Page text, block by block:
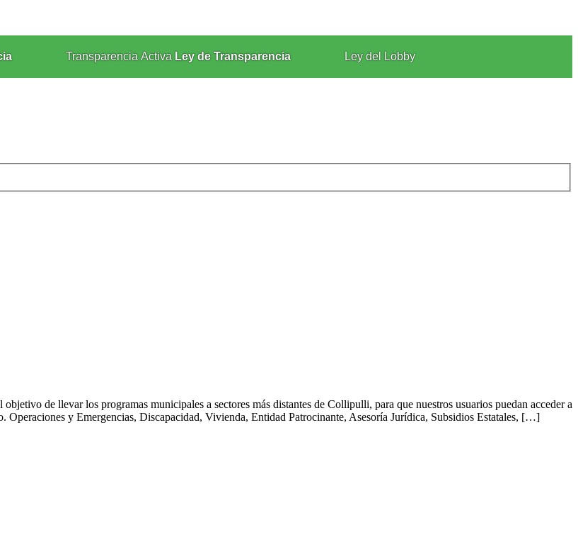
Transparencia Activa Ley de Transparencia Ley del Lobby
de llevar los programas municipales a sectores más distantes de Collipulli, para que nuestros usuarios puedan acceder a
Operaciones y Emergencias, Discapacidad, Vivienda, Entidad Patrocinante, Asesoría Jurídica, Subsidios Estatales, […]